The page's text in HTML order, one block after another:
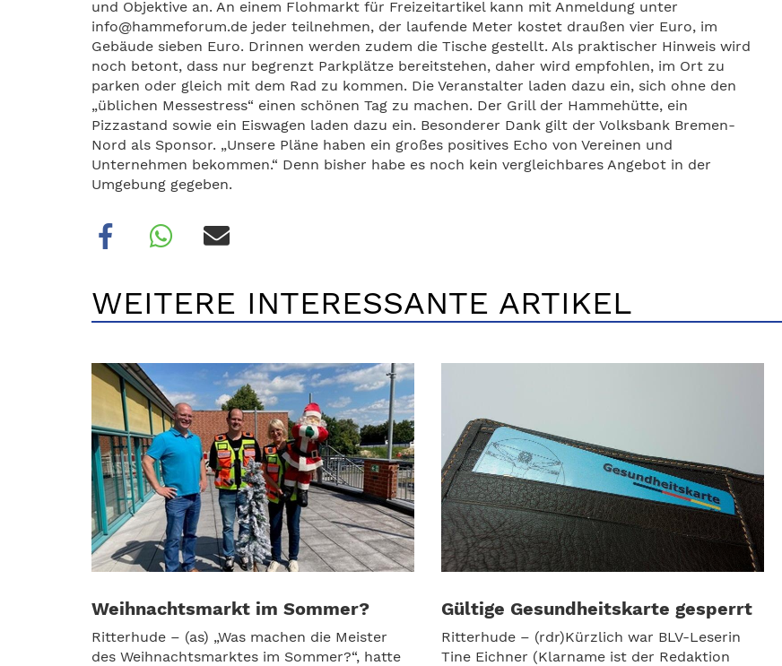
und Objektive an. An einem Flohmarkt für Freizeitartikel kann mit Anmeldung unter
info@hammeforum.de jeder teilnehmen, der laufende Meter kostet draußen vier Euro, im
Gebäude sieben Euro. Drinnen werden zudem die Tische gestellt. Als praktischer Hinweis wird
noch betont, dass nur begrenzt Parkplätze bereitstehen, daher wird empfohlen, im Ort zu
parken oder gleich mit dem Rad zu kommen. Die Veranstalter laden dazu ein, sich ohne den
„üblichen Messestress“ einen schönen Tag zu machen. Der Grill der Hammehütte, ein
Pizzastand sowie ein Eiswagen laden dazu ein. Besonderer Dank gilt der Volksbank Bremen-
Nord als Sponsor. „Unsere Pläne haben ein großes positives Echo von Vereinen und
Unternehmen bekommen.“ Denn bisher habe es noch kein vergleichbares Angebot in der
Umgebung gegeben.
WEITERE INTERESSANTE ARTIKEL
Weihnachtsmarkt im Sommer?
Ritterhude – (as) „Was machen die Meister
des Weihnachtsmarktes im Sommer?“, hatte
Gültige Gesundheitskarte gesperrt
Ritterhude – (rdr)Kürzlich war BLV-Leserin
Tine Eichner (Klarname ist der Redaktion